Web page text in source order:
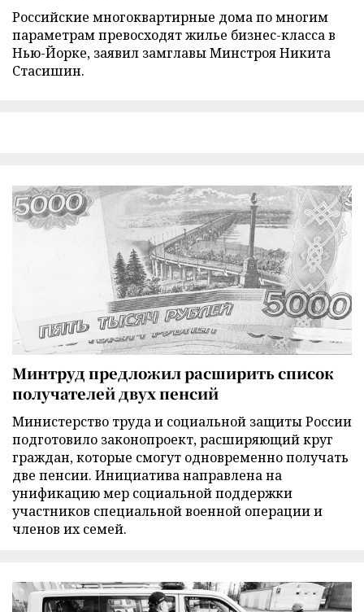
Российские многоквартирные дома по многим
параметрам превосходят жилье бизнес-класса в
Нью-Йорке, заявил замглавы Минстроя Никита
Стасишин.
Минтруд предложил расширить список
получателей двух пенсий
Министерство труда и социальной защиты России
подготовило законопроект, расширяющий круг
граждан, которые смогут одновременно получать
две пенсии. Инициатива направлена на
унификацию мер социальной поддержки
участников специальной военной операции и
членов их семей.